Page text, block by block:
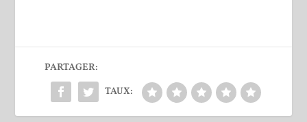
PARTAGER:
TAUX: